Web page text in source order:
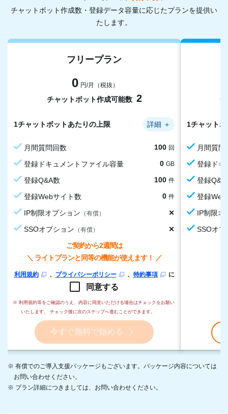
チャットボット作成数・登録データ容量に応じたプランを提供い
たします。
フリープラン
0 円/月（税抜）
チャットボット作成可能数 2
1チャットボットあたりの上限 詳細 ＋
月間質問回数 100 回
登録ドキュメントファイル容量 0 GB
月間アップロード回数上限 0 回
└うち月間OCR利用可能回数 0 回
登録Q&A数 100 件
月間アップロード回数上限 200 回
登録Webサイト数 0 件
1サイトあたりの登録ページ上限 ページ
月間取り込み回数上限 回
IP制限オプション （有償） ✕
SSOオプション （有償） ✕
ご契約から2週間は
＼ ライトプランと同等の機能が使えます！ ／
同意する
利用規約 、 プライバシーポリシー 、 特約事項 に
※ 利用規約等をご確認のうえ、内容に同意いただける場合はチェックをお願い
いたします。 チェック後に次のステップへ進むことができます。
今すぐ無料で始める
1チャット
月間質問
登録ドキ
月間アッ
└うち月
登録Q&A
月間アッ
登録Web
1サイト
月間取り
IP制限オ
SSOオプ
※ 有償でのご導入支援パッケージもございます。パッケージ内容については
お問い合わせください。
※ プラン詳細につきましては、お問い合わせください。